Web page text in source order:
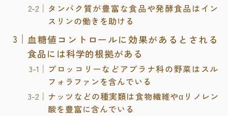
タンパク質が豊富な食品や発酵食品はイン
スリンの働きを助ける
血糖値コントロールに効果があるとされる
食品には科学的根拠がある
ブロッコリーなどアブラナ科の野菜はスル
フォラファンを含んでいる
ナッツなどの種実類は食物繊維やαリノレン
酸を豊富に含んでいる